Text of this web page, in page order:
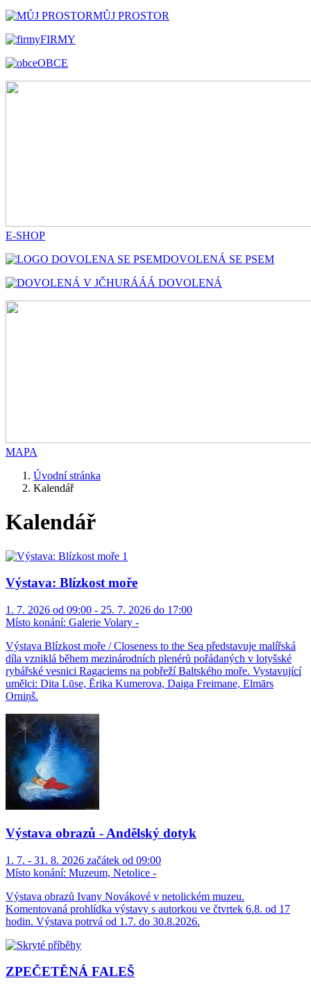
MŮJ PROSTOR
FIRMY
OBCE
E-SHOP
DOVOLENÁ SE PSEM
HURÁÁÁ DOVOLENÁ
MAPA
Úvodní stránka
Kalendář
Kalendář
Výstava: Blízkost moře
1. 7. 2026 od 09:00 - 25. 7. 2026 do 17:00
Místo konání: Galerie Volary -
Výstava Blízkost moře / Closeness to the Sea představuje malířská
díla vzniklá během mezinárodních plenérů pořádaných v lotyšské
rybářské vesnici Ragaciems na pobřeží Baltského moře. Vystavující
umělci: Dita Lūse, Ērika Kumerova, Daiga Freimane, Elmārs
Orniņš.
Výstava obrazů - Andělský dotyk
1. 7. - 31. 8. 2026 začátek od 09:00
Místo konání: Muzeum, Netolice -
Výstava obrazů Ivany Novákové v netolickém muzeu.
Komentovaná prohlídka výstavy s autorkou ve čtvrtek 6.8. od 17
hodin. Výstava potrvá od 1.7. do 30.8.2026.
ZPEČETĚNÁ FALEŠ